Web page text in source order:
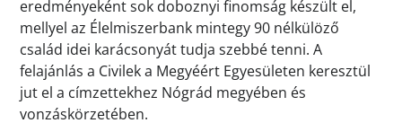
eredményeként sok doboznyi finomság készült el,
mellyel az Élelmiszerbank mintegy 90 nélkülöző
család idei karácsonyát tudja szebbé tenni. A
felajánlás a Civilek a Megyéért Egyesületen keresztül
jut el a címzettekhez Nógrád megyében és
vonzáskörzetében.